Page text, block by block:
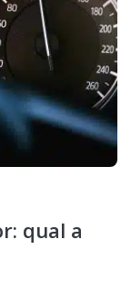
qual a